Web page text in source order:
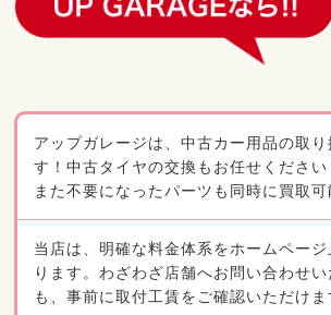
アップガレージは、中古カー用品の取
す！中古タイヤの交換もお任せください
また不要になったパーツも同時に買取可
当店は、明確な料金体系をホームペー
ります。わざわざ店舗へお問い合わせ
も、事前に取付工賃をご確認いただけま